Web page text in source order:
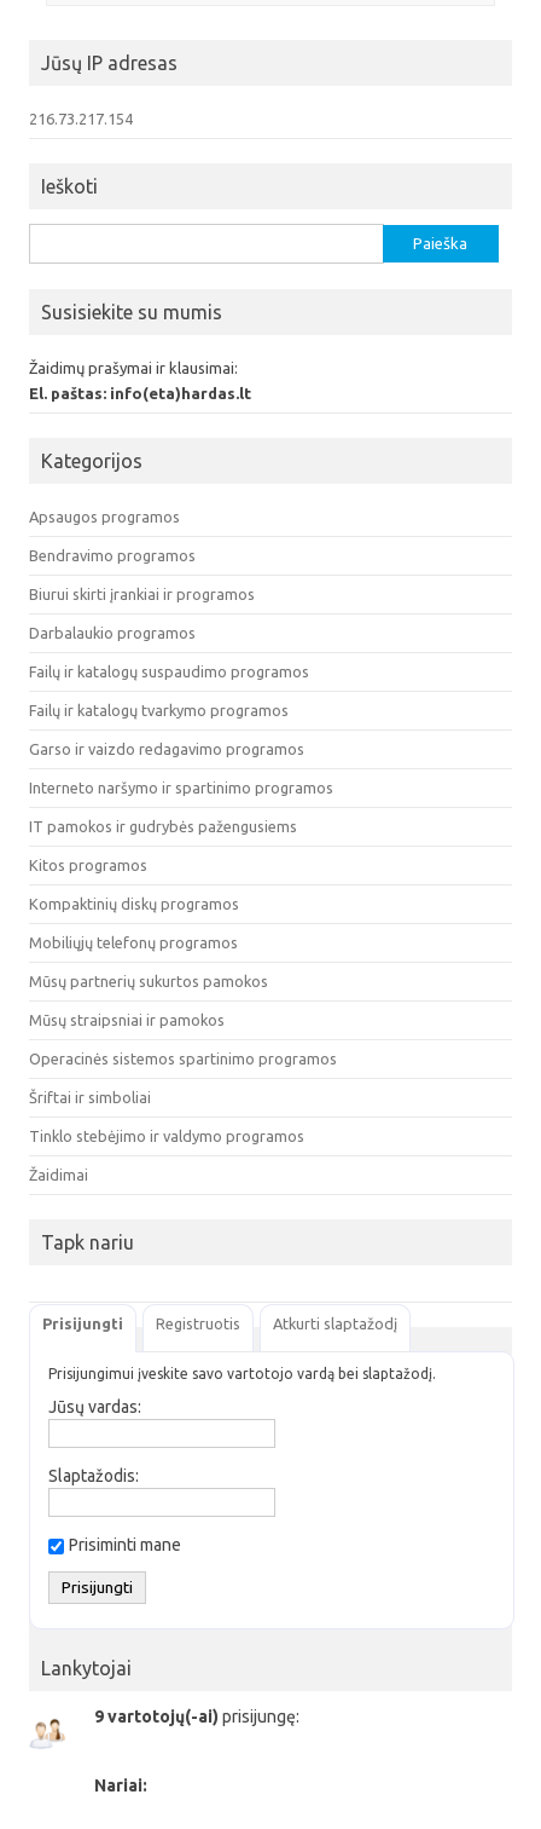
Jūsų IP adresas
216.73.217.154
Ieškoti
Susisiekite su mumis
Žaidimų prašymai ir klausimai:
El. paštas: info(eta)hardas.lt
Kategorijos
Apsaugos programos
Bendravimo programos
Biurui skirti įrankiai ir programos
Darbalaukio programos
Failų ir katalogų suspaudimo programos
Failų ir katalogų tvarkymo programos
Garso ir vaizdo redagavimo programos
Interneto naršymo ir spartinimo programos
IT pamokos ir gudrybės pažengusiems
Kitos programos
Kompaktinių diskų programos
Mobiliųjų telefonų programos
Mūsų partnerių sukurtos pamokos
Mūsų straipsniai ir pamokos
Operacinės sistemos spartinimo programos
Šriftai ir simboliai
Tinklo stebėjimo ir valdymo programos
Žaidimai
Tapk nariu
Prisijungti Registruotis Atkurti slaptažodį
Prisijungimui įveskite savo vartotojo vardą bei slaptažodį.
Jūsų vardas:
Slaptažodis:
Prisiminti mane
Lankytojai
9 vartotojų(-ai) prisijungę:
Nariai: